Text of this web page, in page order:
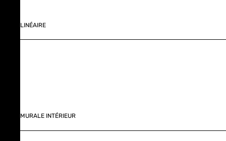
LINÉAIRE
MURALE INTÉRIEUR